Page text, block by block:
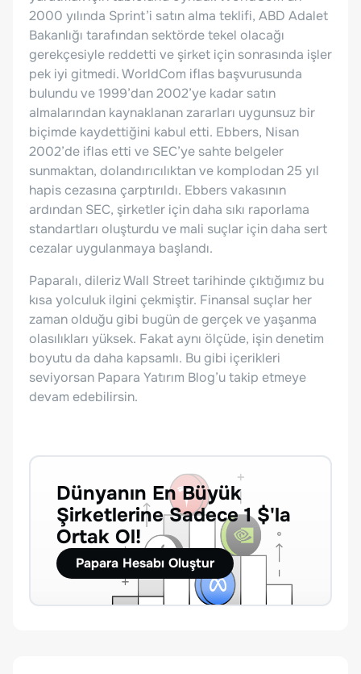
2000 yılında Sprint’i satın alma teklifi, ABD Adalet
Bakanlığı tarafından sektörde tekel olacağı
gerekçesiyle reddetti ve şirket için sonrasında işler
pek iyi gitmedi. WorldCom iflas başvurusunda
bulundu ve 1999’dan 2002’ye kadar satın
almalarından kaynaklanan zararları uygunsuz bir
biçimde kaydettiğini kabul etti. Ebbers, Nisan
2002’de iflas etti ve SEC’ye sahte belgeler
sunmaktan, dolandırıcılıktan ve komplodan 25 yıl
hapis cezasına çarptırıldı. Ebbers vakasının
ardından SEC, şirketler için daha sıkı raporlama
standartları oluşturdu ve mali suçlar için daha sert
cezalar uygulanmaya başlandı.
Paparalı, dileriz Wall Street tarihinde çıktığımız bu
kısa yolculuk ilgini çekmiştir. Finansal suçlar her
zaman olduğu gibi bugün de gerçek ve yaşanma
olasılıkları yüksek. Fakat aynı ölçüde, işin denetim
boyutu da daha kapsamlı. Bu gibi içerikleri
seviyorsan Papara Yatırım Blog’u takip etmeye
devam edebilirsin.
Dünyanın En Büyük
Şirketlerine Sadece 1 $'la
Ortak Ol!
Papara Hesabı Oluştur